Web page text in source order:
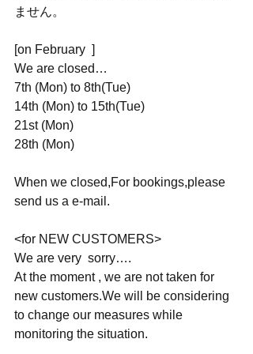
ません。
[on February  ]
We are closed…
7th (Mon) to 8th(Tue)
14th (Mon) to 15th(Tue)
21st (Mon)
28th (Mon)
When we closed,For bookings,please
send us a e-mail.
<for NEW CUSTOMERS>
We are very  sorry….
At the moment , we are not taken for
new customers.We will be considering
to change our measures while
monitoring the situation.